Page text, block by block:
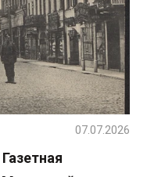
07.07.2026